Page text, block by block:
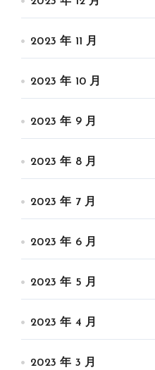
2023 年 11 月
2023 年 10 月
2023 年 9 月
2023 年 8 月
2023 年 7 月
2023 年 6 月
2023 年 5 月
2023 年 4 月
2023 年 3 月